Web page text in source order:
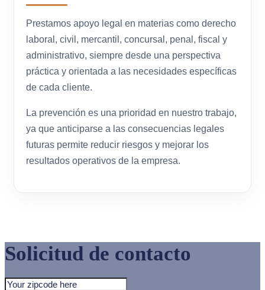
Prestamos apoyo legal en materias como derecho
laboral, civil, mercantil, concursal, penal, fiscal y
administrativo, siempre desde una perspectiva
práctica y orientada a las necesidades específicas
de cada cliente.
La prevención es una prioridad en nuestro trabajo,
ya que anticiparse a las consecuencias legales
futuras permite reducir riesgos y mejorar los
resultados operativos de la empresa.
Solicitud de contacto